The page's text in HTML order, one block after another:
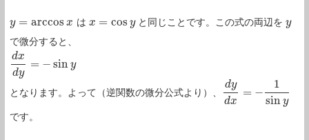
y = arccos x
y=ar ccosx は x = cos y
x= cosy と同じことです。この式の両辺を y
y
で微分すると、
dx
dy
= − siny
dxd =− siny
となります。よって（逆関数の微分公式より）、
dy
dx
= −
1
sin y
dyd =− 1siny
です。